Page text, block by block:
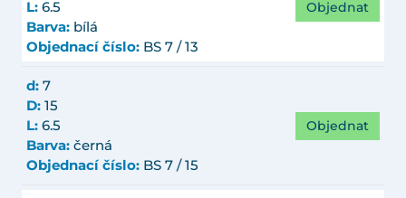
L: 6.5
Barva: bílá
Objednací číslo: BS 7 / 13
Objednat
d: 7
D: 15
L: 6.5
Barva: černá
Objednací číslo: BS 7 / 15
Objednat